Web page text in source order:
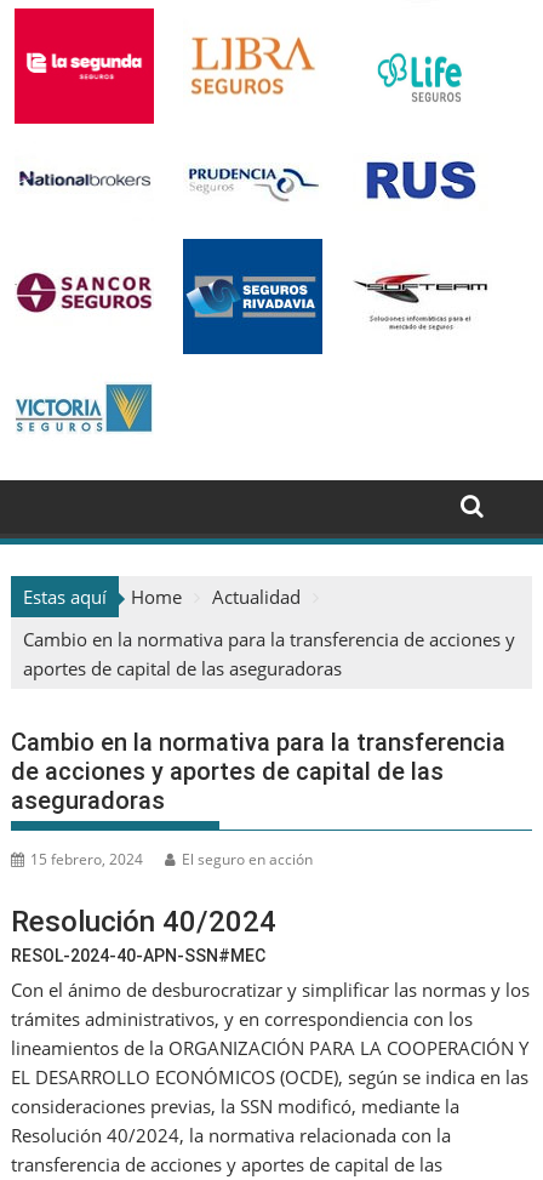
Estas aquí Home
Actualidad
Cambio en la normativa para la transferencia de acciones y
aportes de capital de las aseguradoras
Cambio en la normativa para la transferencia
de acciones y aportes de capital de las
aseguradoras
15 febrero, 2024 El seguro en acción
Resolución 40/2024
RESOL-2024-40-APN-SSN#MEC
Con el ánimo de desburocratizar y simplificar las normas y los
trámites administrativos, y en correspondiencia con los
lineamientos de la ORGANIZACIÓN PARA LA COOPERACIÓN Y
EL DESARROLLO ECONÓMICOS (OCDE), según se indica en las
consideraciones previas, la SSN modificó, mediante la
Resolución 40/2024, la normativa relacionada con la
transferencia de acciones y aportes de capital de las